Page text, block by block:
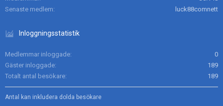
Senaste medlem
luck88comnett
Inloggningsstatistik
Medlemmar inloggade
0
Gäster inloggade
189
Totalt antal besökare
189
Antal kan inkludera dolda besökare